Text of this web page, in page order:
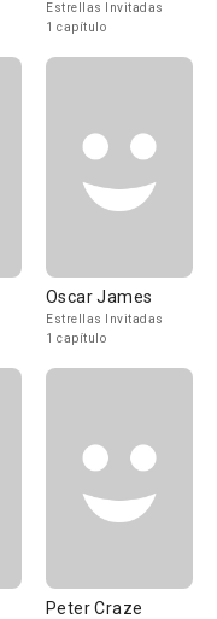
Estrellas Invitadas
1 capítulo
Oscar James
Estrellas Invitadas
1 capítulo
Peter Craze